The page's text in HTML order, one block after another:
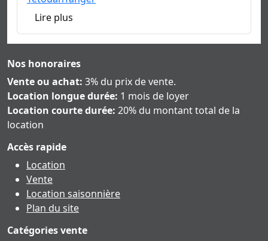
Lire plus
Nos honoraires
Vente ou achat: 3% du prix de vente.
Location longue durée: 1 mois de loyer
Location courte durée: 20% du montant total de la
location
Accès rapide
Location
Vente
Location saisonnière
Plan du site
Catégories vente